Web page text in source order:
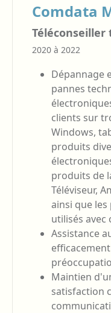
Comdata
Téléconseiller
2020 à 2022
Dépannage
pannes
clients sur
Windows,
produits
produits de
Téléviseur,
ainsi que
utilisés avec
Assistance
Maintien
satisfaction